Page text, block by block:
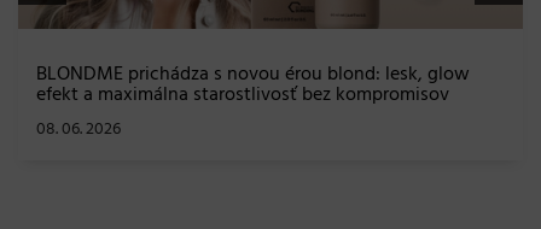
BLONDME prichádza s novou érou blond: lesk, glow
efekt a maximálna starostlivosť bez kompromisov
08. 06. 2026